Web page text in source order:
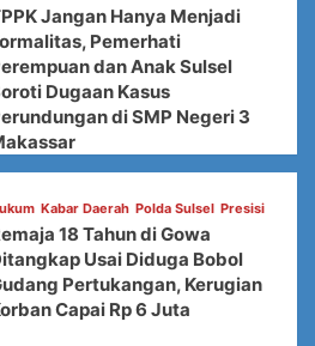
Jangan Hanya Menjadi
Pemerhati
dan Anak Sulsel
Dugaan Kasus
di SMP Negeri 3
Kabar Daerah Polda Sulsel Presisi
18 Tahun di Gowa
Usai Diduga Bobol
Pertukangan, Kerugian
Capai Rp 6 Juta